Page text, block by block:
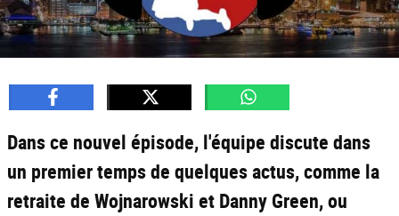
Dans ce nouvel épisode, l'équipe discute dans
un premier temps de quelques actus, comme la
retraite de Wojnarowski et Danny Green, ou